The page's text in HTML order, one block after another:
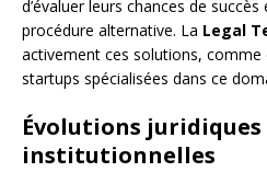
d’évaluer leurs chances de succès
procédure alternative. La Legal
activement ces solutions, comme
startups spécialisées dans ce
Évolutions juridiques
institutionnelles